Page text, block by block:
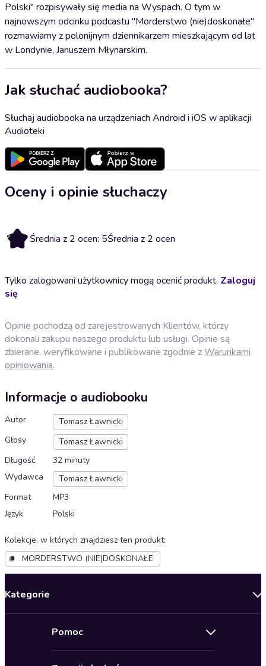
Polski" rozpisywały się media na Wyspach. O tym w
najnowszym odcinku podcastu "Morderstwo (nie)doskonałe"
rozmawiamy z polonijnym dziennikarzem mieszkającym od lat
w Londynie, Januszem Młynarskim.
Jak słuchać audiobooka?
Słuchaj audiobooka na urządzeniach Android i iOS w aplikacji
Audioteki
Oceny i opinie słuchaczy
5 Średnia z 2 ocen: 5Średnia z 2 ocen
Tylko zalogowani użytkownicy mogą ocenić produkt. Zaloguj
się
Opinie pochodzą od zarejestrowanych Klientów, którzy
dokonali zakupu naszego produktu lub usługi. Opinie są
zbierane, weryfikowane i publikowane zgodnie zWarunkami
opiniowania.
Informacje o audiobooku
Autor
Tomasz Ławnicki
Głosy
Tomasz Ławnicki
Długość
32 minuty
Wydawca
Tomasz Ławnicki
Format
MP3
Język
Polski
Kolekcje, w których znajdziesz ten produkt:
MORDERSTWO (NIE)DOSKONAŁE
Kategorie
Pomoc